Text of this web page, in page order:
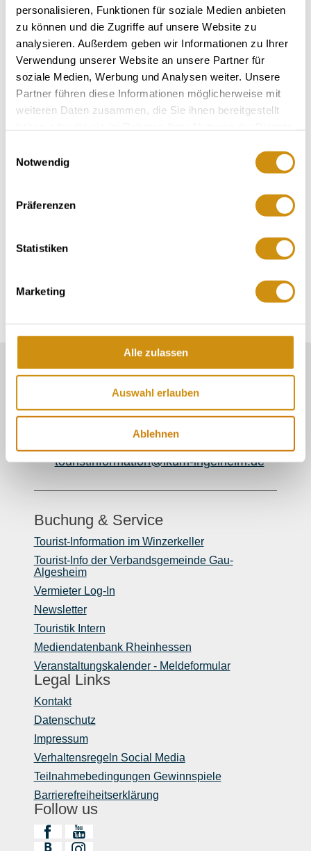
personalisieren, Funktionen für soziale Medien anbieten
zu können und die Zugriffe auf unsere Website zu
analysieren. Außerdem geben wir Informationen zu Ihrer
Verwendung unserer Website an unsere Partner für
soziale Medien, Werbung und Analysen weiter. Unsere
Partner führen diese Informationen möglicherweise mit
weiteren Daten zusammen, die Sie ihnen bereitgestellt
Notwendig
Präferenzen
Statistiken
Marketing
Alle zulassen
Auswahl erlauben
Ablehnen
Öffnungszeiten
01.02.2025 bis 30.12.2035
Montag von 10:00 bis 20:00 Uhr
Mittwoch
Freitag
Unser Servicekontakt:
Sie benötigen weitere Informationen? Wir helfen
06132/710 009 200
touristinformation@ikum-ingelheim.de
Buchung & Service
Tourist-Information im Winzerkeller
Tourist-Info der Verbandsgemeinde Gau-
Algesheim
Vermieter Log-In
Newsletter
Touristik Intern
Mediendatenbank Rheinhessen
Veranstaltungskalender - Meldeformular
Legal Links
Kontakt
Datenschutz
Impressum
Verhaltensregeln Social Media
Teilnahmebedingungen Gewinnspiele
Barrierefreiheitserklärung
Follow us